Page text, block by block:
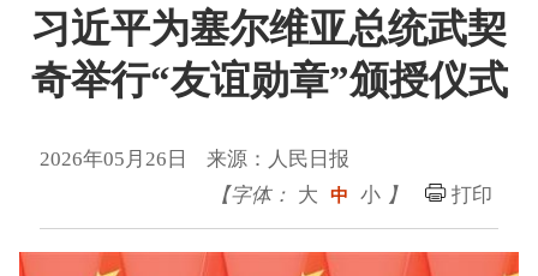
习近平为塞尔维亚总统武契
奇举行“友谊勋章”颁授仪式
2026年05月26日 来源：人民日报
【字体： 大 中 小 】 打印